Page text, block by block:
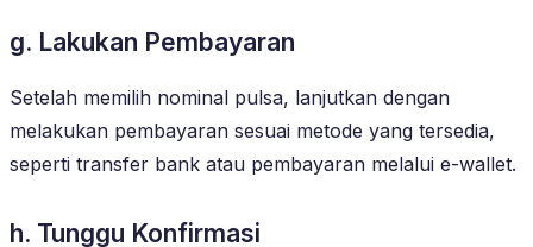
g. Lakukan Pembayaran
Setelah memilih nominal pulsa, lanjutkan dengan
melakukan pembayaran sesuai metode yang tersedia,
seperti transfer bank atau pembayaran melalui e-wallet.
h. Tunggu Konfirmasi